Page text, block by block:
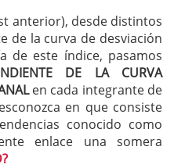
anterior), desde distintos
de la curva de desviación
de este índice, pasamos
DE LA CURVA
en cada integrante de
en que consiste
conocido como
enlace una somera